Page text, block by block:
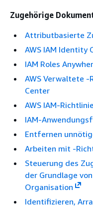
Zugehörige
Attributbasierte
AWS IAM Identity
IAM Roles
AWS Verwaltete
Center
AWS IAM-
IAM-
Entfernen
Arbeiten mit -
Steuerung des
der Grundlage
Organisation
Identifizieren,